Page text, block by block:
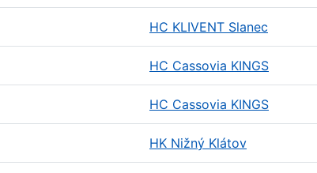
HC KLIVENT Slanec
HC Cassovia KINGS
HC Cassovia KINGS
HK Nižný Klátov